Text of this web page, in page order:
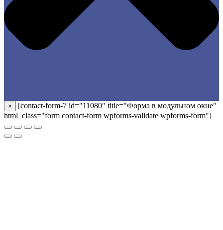
×
[contact-form-7 id="11080" title="Форма в модульном окне"
html_class="form contact-form wpforms-validate wpforms-form"]